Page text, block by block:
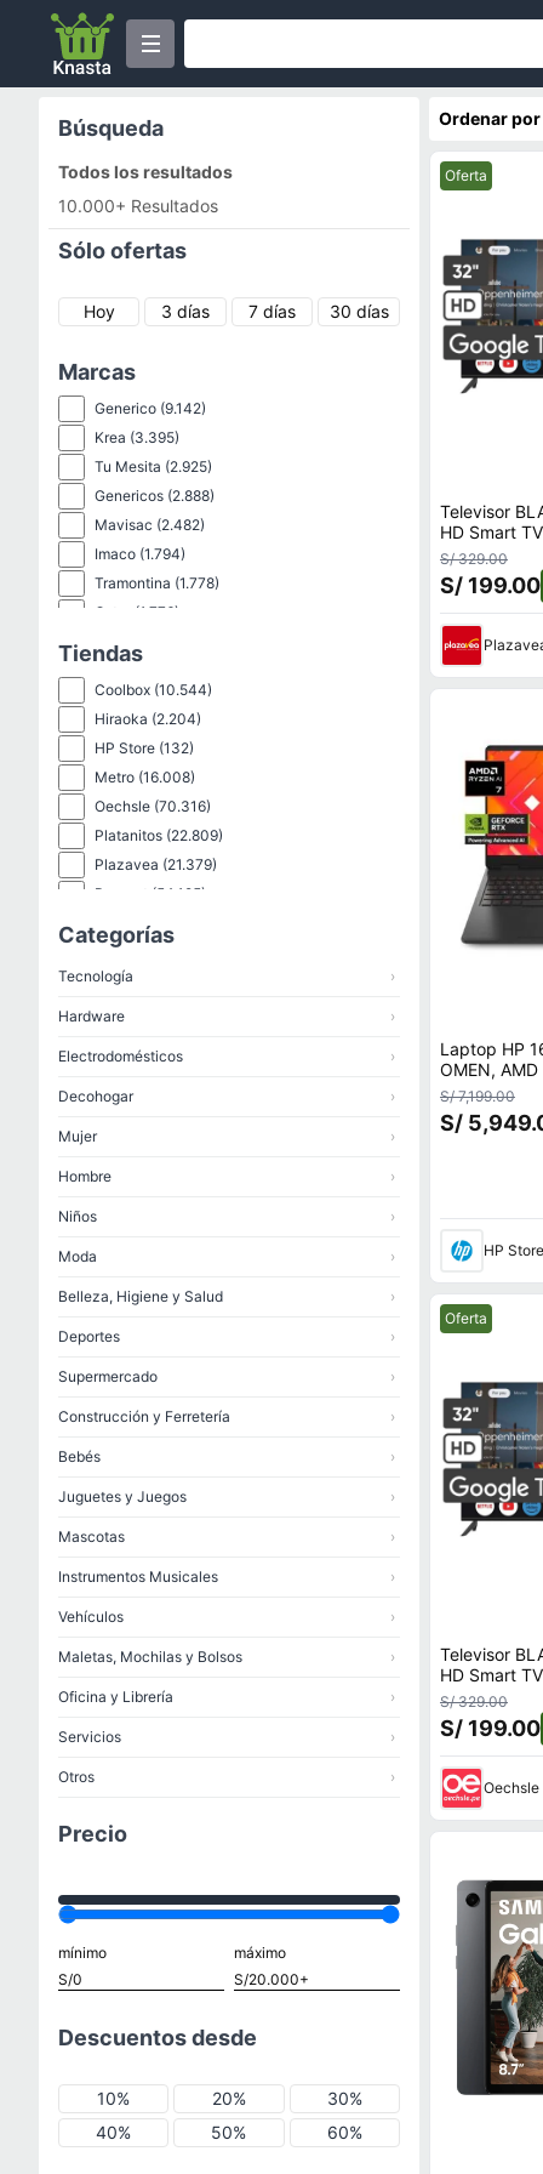
Búsqueda
Todos los resultados
10.000+ Resultados
Sólo ofertas
Hoy 3 días 7 días 30 días
Marcas
Generico (9.142)
Krea (3.395)
Tu Mesita (2.925)
Genericos (2.888)
Mavisac (2.482)
Imaco (1.794)
Tramontina (1.778)
Oster
(1.776)
Genérico
Sm(1.437)
Truper(1.420)
Orange (1.360)
Paraiso (1.321)
Tuhome (1.314)
Pokemon(1.215)
New Athletic(1.168)
Samsung(972)
Tiendas
Coolbox (10.544)
Hiraoka (2.204)
HP Store (132)
Metro (16.008)
Oechsle (70.316)
Platanitos (22.809)
Plazavea (21.379)
Promart
(54.195)
Reebok(333)
Samsung
Shopstar
Thenorthface
Categorías
Tecnología ›
Hardware ›
Electrodomésticos ›
Decohogar ›
Mujer ›
Hombre ›
Niños ›
Moda ›
Belleza, Higiene y Salud ›
Deportes ›
Supermercado ›
Construcción y Ferretería ›
Bebés ›
Juguetes y Juegos ›
Mascotas ›
Instrumentos Musicales ›
Vehículos ›
Maletas, Mochilas y Bolsos ›
Oficina y Librería ›
Servicios ›
Otros ›
Precio
mínimo máximo
Descuentos desde
10% 20%
30%
40%
50% 60%
Ordenar por
Mejor precio.
Oferta
Televisor
HD Smart
S/ 329.00
S/ 199.00
Laptop HP
OMEN,
RAM,
5050, 1 TB
Hz,
S/ 7,199.00
S/
HP Store
Mejor precio.
Oferta
Televisor
HD Smart
S/ 329.00
S/ 199.00
Oechsle